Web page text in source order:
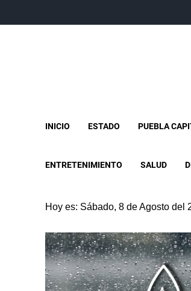
INICIO ESTADO PUEBLA
ENTRETENIMIENTO SALUD
Hoy es: Sábado, 8 de Agosto del